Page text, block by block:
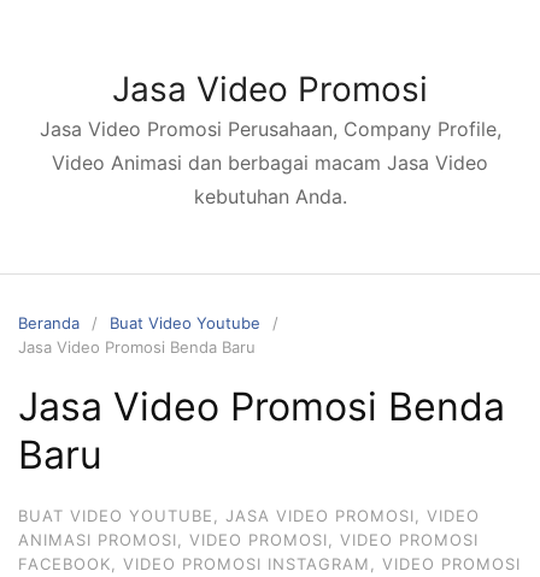
Jasa Video Promosi
Jasa Video Promosi Perusahaan, Company Profile,
Video Animasi dan berbagai macam Jasa Video
kebutuhan Anda.
Beranda
Buat Video Youtube
Jasa Video Promosi Benda Baru
Jasa Video Promosi Benda
Baru
BUAT VIDEO YOUTUBE JASA VIDEO PROMOSI
VIDEO
ANIMASI PROMOSI
VIDEO PROMOSI
VIDEO PROMOSI
FACEBOOK
VIDEO PROMOSI INSTAGRAM
VIDEO PROMOSI